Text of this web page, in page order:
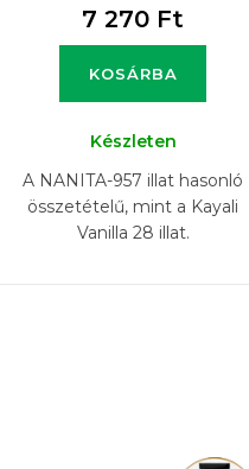
7 270 Ft
KOSÁRBA
Készleten
A NANITA-957 illat hasonló
összetételű, mint a Kayali
Vanilla 28 illat.